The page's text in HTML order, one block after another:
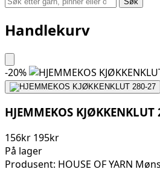
Handlekurv
-20%
HJEMMEKOS KJØKKENKLUT
156kr 195kr
På lager
Produsent: HOUSE OF YARN